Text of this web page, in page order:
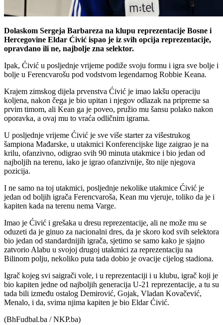
Dolaskom Sergeja Barbareza na klupu reprezentacije Bosne i
Hercegovine Eldar Ćivić ispao je iz svih opcija reprezentacije,
opravdano ili ne, najbolje zna selektor.
Ipak, Ćivić u posljednje vrijeme podiže svoju formu i igra sve bolje i
bolje u Ferencvarošu pod vodstvom legendarnog Robbie Keana.
Krajem zimskog dijela prvenstva Ćivić je imao lakšu operaciju
koljena, nakon čega je bio upitan i njegov odlazak na pripreme sa
prvim timom, ali Kean ga je poveo, pružio mu šansu polako nakon
oporavka, a ovaj mu to vraća odličnim igrama.
U posljednje vrijeme Ćivić je sve više starter za višestrukog
šampiona Mađarske, u utakmici Konferencijske lige zaigrao je na
krilu, ofanzivno, odigrao svih 90 minuta utakmice i bio jedan od
najboljih na terenu, iako je igrao ofanzivnije, što nije njegova
pozicija.
I ne samo na toj utakmici, posljednje nekolike utakmice Ćivić je
jedan od boljih igrača Ferencvaroša, Kean mu vjeruje, toliko da je i
kapiten kada na terenu nema Varge.
Imao je Ćivić i grešaka u dresu reprezentacije, ali ne može mu se
oduzeti da je ginuo za nacionalni dres, da je skoro kod svih selektora
bio jedan od standardnijih igrača, sjetimo se samo kako je sjajno
zatvorio Alabu u svojoj drugoj utakmici za reprezentaciju na
Bilinom polju, nekoliko puta tada dobio je ovacije cijelog stadiona.
Igrač kojeg svi saigrači vole, i u reprezentaciji i u klubu, igrač koji je
bio kapiten jedne od najboljih generacija U-21 reprezentacije, a tu su
tada bili između ostalog Demirović, Gojak, Vladan Kovačević,
Menalo, i da, svima njima kapiten je bio Eldar Ćivić.
(BhFudbal.ba / NKP.ba)